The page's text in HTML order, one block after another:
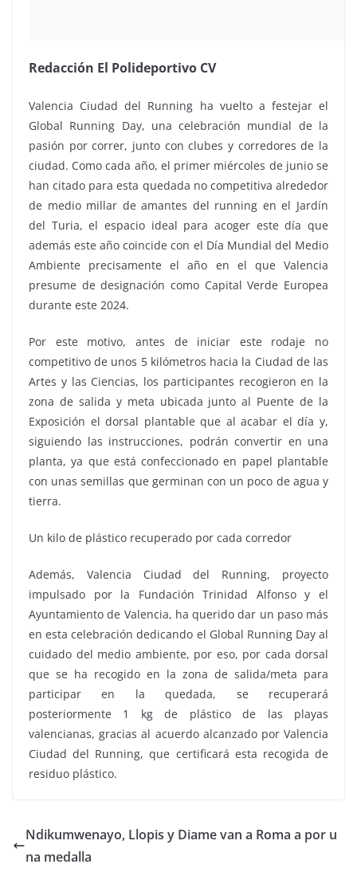
Redacción El Polideportivo CV
Valencia Ciudad del Running ha vuelto a festejar el
Global Running Day, una celebración mundial de la
pasión por correr, junto con clubes y corredores de la
ciudad. Como cada año, el primer miércoles de junio se
han citado para esta quedada no competitiva alrededor
de medio millar de amantes del running en el Jardín
del Turia, el espacio ideal para acoger este día que
además este año coincide con el Día Mundial del Medio
Ambiente precisamente el año en el que Valencia
presume de designación como Capital Verde Europea
durante este 2024.
Por este motivo, antes de iniciar este rodaje no
competitivo de unos 5 kilómetros hacia la Ciudad de las
Artes y las Ciencias, los participantes recogieron en la
zona de salida y meta ubicada junto al Puente de la
Exposición el dorsal plantable que al acabar el día y,
siguiendo las instrucciones, podrán convertir en una
planta, ya que está confeccionado en papel plantable
con unas semillas que germinan con un poco de agua y
tierra.
Un kilo de plástico recuperado por cada corredor
Además, Valencia Ciudad del Running, proyecto
impulsado por la Fundación Trinidad Alfonso y el
Ayuntamiento de Valencia, ha querido dar un paso más
en esta celebración dedicando el Global Running Day al
cuidado del medio ambiente, por eso, por cada dorsal
que se ha recogido en la zona de salida/meta para
participar en la quedada, se recuperará
posteriormente 1 kg de plástico de las playas
valencianas, gracias al acuerdo alcanzado por Valencia
Ciudad del Running, que certificará esta recogida de
residuo plástico.
Ndikumwenayo, Llopis y Diame van a Roma a por u
na medalla